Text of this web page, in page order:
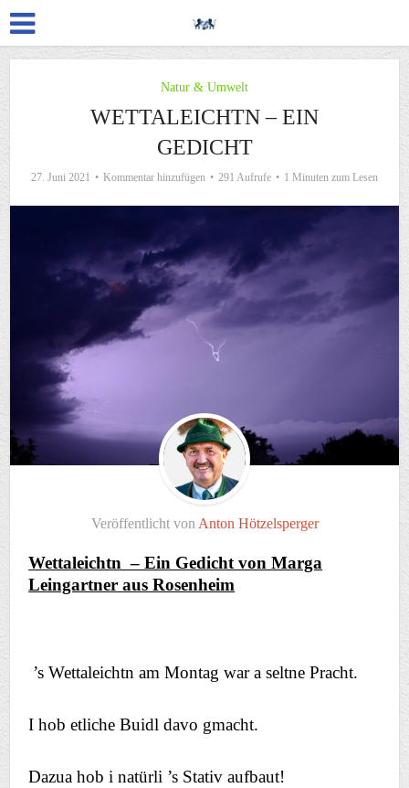
Natur & Umwelt
WETTALEICHTN – EIN
GEDICHT
27. Juni 2021 Kommentar hinzufügen 291 Aufrufe 1 Minuten zum Lesen
Veröffentlicht von Anton Hötzelsperger
Wettaleichtn – Ein Gedicht von Marga
Leingartner aus Rosenheim
’s Wettaleichtn am Montag war a seltne Pracht.
I hob etliche Buidl davo gmacht.
Dazua hob i natürli ’s Stativ aufbaut!